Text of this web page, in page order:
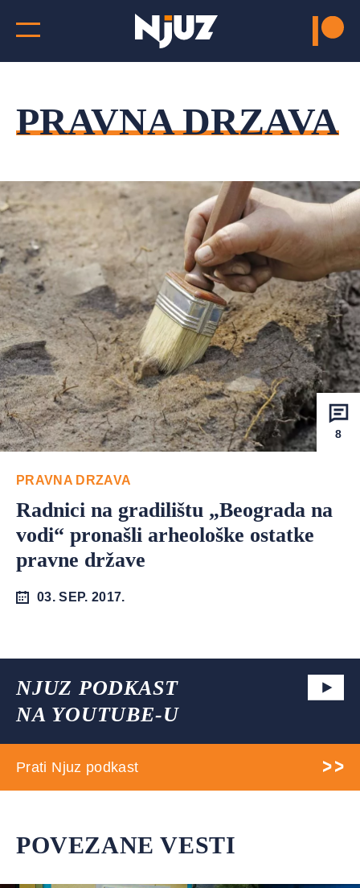
PRAVNA DRZAVA
8
PRAVNA DRZAVA
Radnici na gradilištu „Beograda na
vodi“ pronašli arheološke ostatke
pravne države
03. SEP. 2017.
NJUZ PODKAST
NA YOUTUBE-U
Prati Njuz podkast
POVEZANE VESTI